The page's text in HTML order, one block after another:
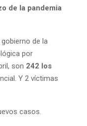
de la pandemia
de la
por
son 242 los
Y 2 víctimas
casos.